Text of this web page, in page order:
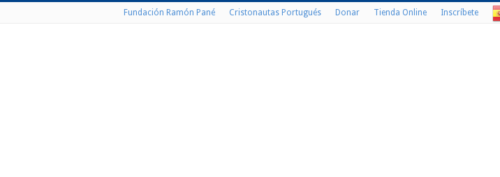
Fundación Ramón Pané Cristonautas Portugués Donar Tienda Online Inscríbete